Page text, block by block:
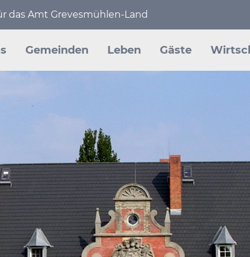
das Amt Grevesmühlen-Land
Gemeinden Leben Gäste